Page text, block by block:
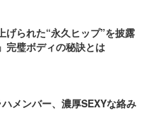
げられた“永久ヒップ”を披露
完璧ボディの秘訣とは
メンバー、濃厚SEXYな絡み